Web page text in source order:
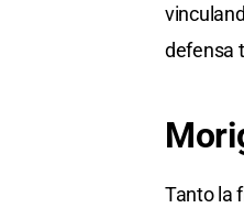
defensa
Tanto la